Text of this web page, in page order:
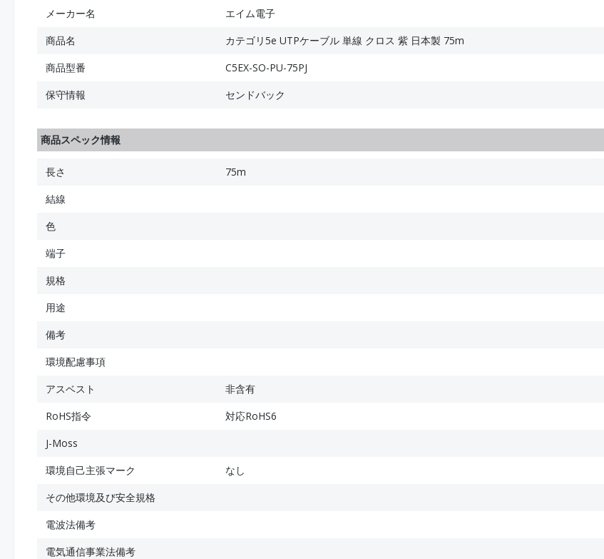
メーカー名
エイム電子
商品名
カテゴリ5e UTPケーブル 単線 クロス 紫 日本製 75m
商品型番
C5EX-SO-PU-75PJ
保守情報
センドバック
商品スペック情報
長さ
75m
結線
色
端子
規格
用途
備考
環境配慮事項
アスベスト
非含有
RoHS指令
対応RoHS6
J-Moss
環境自己主張マーク
なし
その他環境及び安全規格
電波法備考
電気通信事業法備考